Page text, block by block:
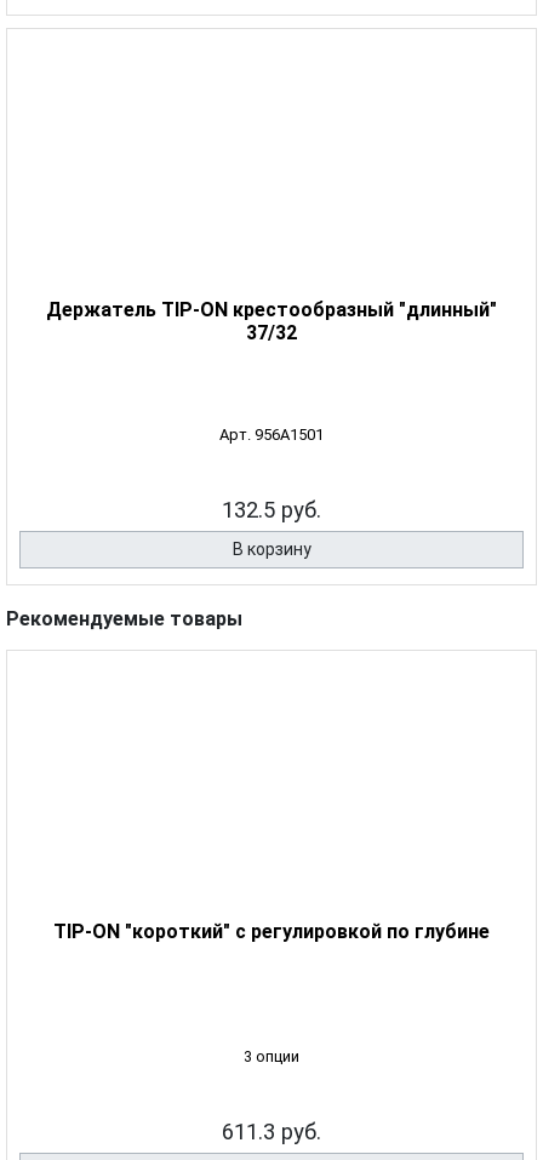
Держатель TIP-ON крестообразный "длинный"
37/32
Арт. 956A1501
132.5 руб.
В корзину
Рекомендуемые товары
ТIP-ON "короткий" с регулировкой по глубине
3 опции
611.3 руб.